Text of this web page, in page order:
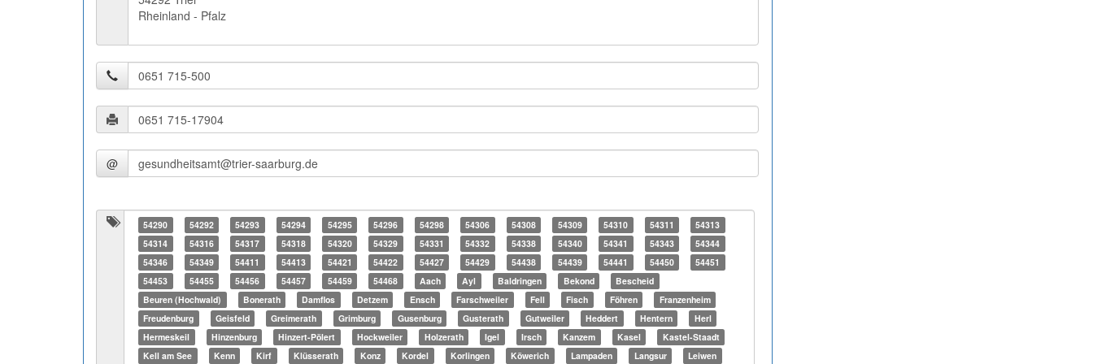
Rheinland - Pfalz
@
54290 54292 54293 54294 54295 54296 54298 54306 54308 54309 54310 54311
54313
54314
54316 54317 54318 54320 54329 54331 54332 54338 54340 54341 54343
54344
54346
54349 54411 54413 54421 54422 54427 54429 54438 54439 54441 54450
54451
54453
54455 54456 54457 54459 54468 Aach Ayl Baldringen Bekond
Bescheid
Beuren (Hochwald)
Bonerath Damflos Detzem Ensch Farschweiler Fell Fisch Föhren
Franzenheim
Freudenburg
Geisfeld Greimerath Grimburg Gusenburg Gusterath Gutweiler Heddert Hentern
Herl
Hermeskeil
Hinzenburg Hinzert-Pölert Hockweiler Holzerath Igel Irsch Kanzem Kasel
Kastel-Staadt
Kell am See
Kenn Kirf Klüsserath Konz Kordel Korlingen Köwerich Lampaden Langsur Leiwen